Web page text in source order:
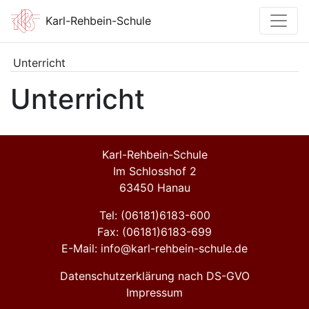
Karl-Rehbein-Schule
Unterricht
Unterricht
Karl-Rehbein-Schule
Im Schlosshof 2
63450 Hanau
Tel: (06181)6183-600
Fax: (06181)6183-699
E-Mail: info@karl-rehbein-schule.de
Datenschutzerklärung nach DS-GVO
Impressum